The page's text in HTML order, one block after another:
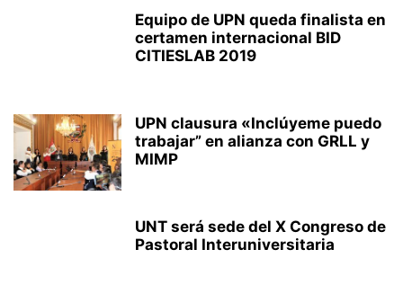
Equipo de UPN queda finalista en
certamen internacional BID
CITIESLAB 2019
UPN clausura «Inclúyeme puedo
trabajar” en alianza con GRLL y
MIMP
UNT será sede del X Congreso de
Pastoral Interuniversitaria